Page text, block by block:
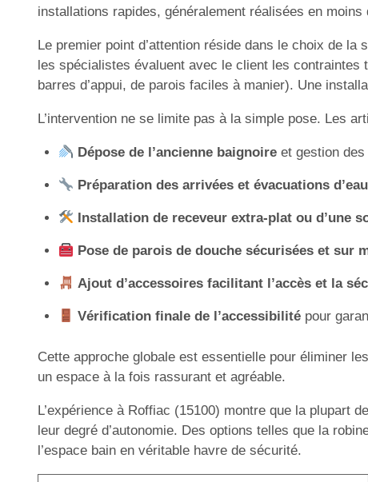
installations rapides, généralement réalisées en
Le premier point d’attention réside dans le choix de
les spécialistes évaluent avec le client les contraintes
barres d’appui, de parois faciles à manier). Une
L’intervention ne se limite pas à la simple pose. Les
Dépose de l’ancienne baignoireet gestion des
Préparation des arrivées et évacuations d’eau
Installation de receveur extra-plat ou d’une
Pose de parois de douche sécurisées et sur
Ajout d’accessoires facilitant l’accès et la
Vérification finale de l’accessibilitépour
Cette approche globale est essentielle pour éliminer
un espace à la fois rassurant et agréable.
L’expérience à Roffiac (15100) montre que la plupart
leur degré d’autonomie. Des options telles que la
l’espace bain en véritable havre de sécurité.